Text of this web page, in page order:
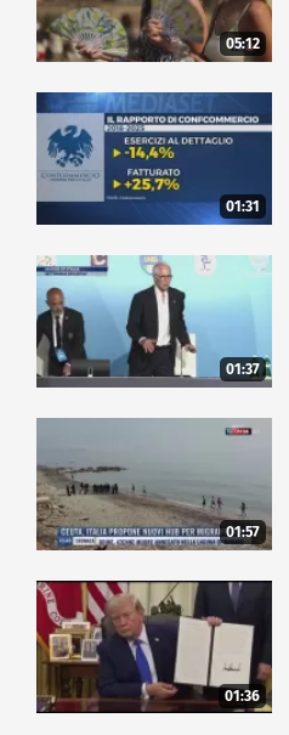
05:12
01:31
01:37
01:57
01:36